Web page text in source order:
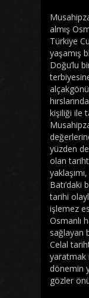
almış
Türkiye
yaşamış
Doğu’lu
kişiliği ile
yüzden
olan
Batı’daki
tarihi
işlemez
Osmanlı
sağlayan
Celal
yaratmak
dönemin
gözler